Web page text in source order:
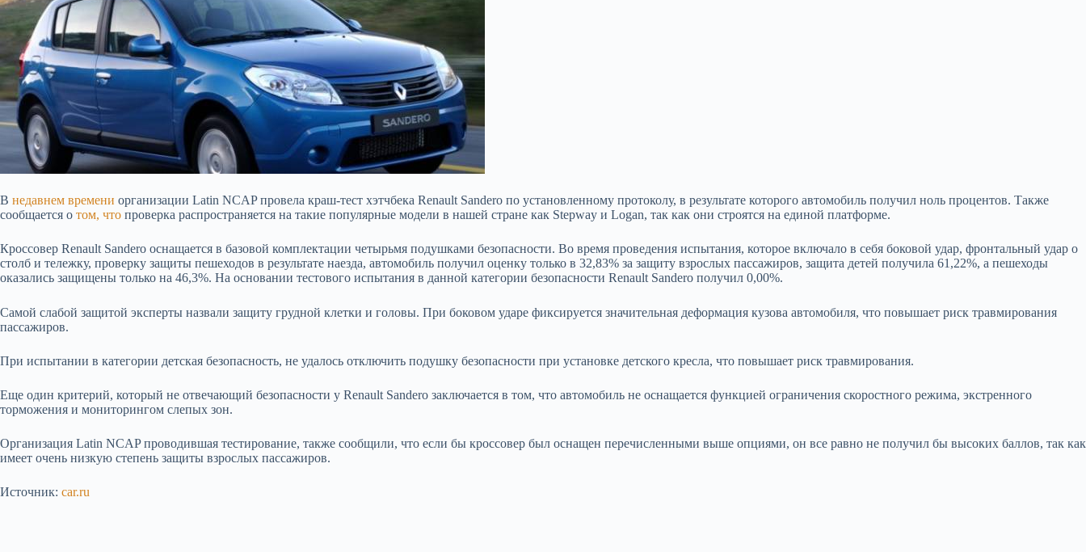
В недавнем времени организации Latin NCAP провела краш-тест хэтчбека Renault Sandero по установленному протоколу, в результате которого автомобиль получил ноль процентов. Также
сообщается о том, что проверка распространяется на такие популярные модели в нашей стране как Stepway и Logan, так как они строятся на единой платформе.
Кроссовер Renault Sandero оснащается в базовой комплектации четырьмя подушками безопасности. Во время проведения испытания, которое включало в себя боковой удар, фронтальный удар о
столб и тележку, проверку защиты пешеходов в результате наезда, автомобиль получил оценку только в 32,83% за защиту взрослых пассажиров, защита детей получила 61,22%, а пешеходы
оказались защищены только на 46,3%. На основании тестового испытания в данной категории безопасности Renault Sandero получил 0,00%.
Самой слабой защитой эксперты назвали защиту грудной клетки и головы. При боковом ударе фиксируется значительная деформация кузова автомобиля, что повышает риск травмирования
пассажиров.
При испытании в категории детская безопасность, не удалось отключить подушку безопасности при установке детского кресла, что повышает риск травмирования.
Еще один критерий, который не отвечающий безопасности у Renault Sandero заключается в том, что автомобиль не оснащается функцией ограничения скоростного режима, экстренного
торможения и мониторингом слепых зон.
Организация Latin NCAP проводившая тестирование, также сообщили, что если бы кроссовер был оснащен перечисленными выше опциями, он все равно не получил бы высоких баллов, так как
имеет очень низкую степень защиты взрослых пассажиров.
Источник: car.ru